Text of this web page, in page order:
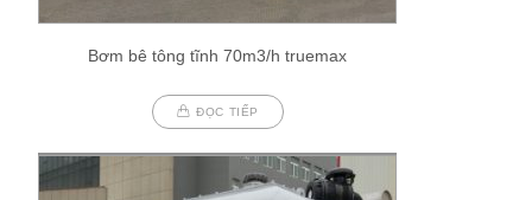
Bơm bê tông tĩnh 70m3/h truemax
ĐỌC TIẾP